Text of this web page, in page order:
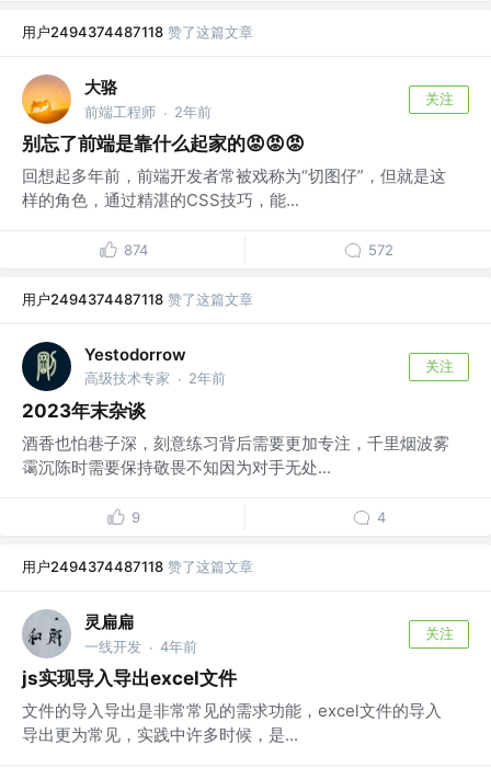
用户2494374487118 赞了这篇文章
大骆
前端工程师 · 2年前
关注
别忘了前端是靠什么起家的😡😡😡
回想起多年前，前端开发者常被戏称为“切图仔”，但就是这
样的角色，通过精湛的CSS技巧，能...
874 572
用户2494374487118 赞了这篇文章
Yestodorrow
高级技术专家 · 2年前
关注
2023年末杂谈
酒香也怕巷子深，刻意练习背后需要更加专注，千里烟波雾
霭沉陈时需要保持敬畏不知因为对手无处...
9 4
用户2494374487118 赞了这篇文章
灵扁扁
一线开发 · 4年前
关注
js实现导入导出excel文件
文件的导入导出是非常常见的需求功能，excel文件的导入
导出更为常见，实践中许多时候，是...